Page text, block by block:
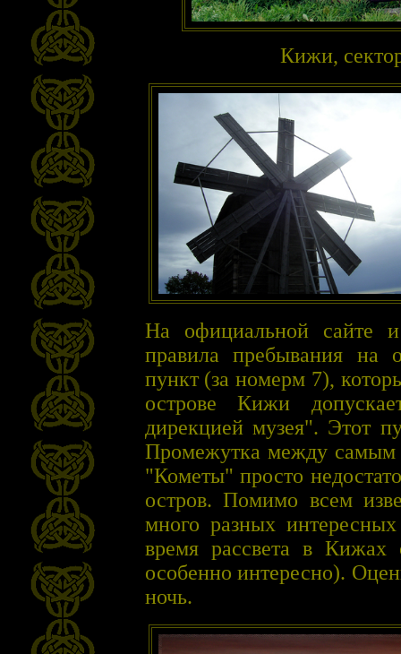
Кижи,
На официальной сайте
правила пребывания на
пункт (за номерм 7),
острове Кижи
дирекцией музея". Этот
Промежутка между
"Кометы" просто
остров. Помимо всем
много разных
время рассвета в Кижах
особенно интересно).
ночь.